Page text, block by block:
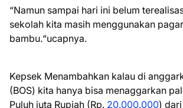
“Namun sampai hari ini belum
sekolah kita masih menggunakan pagar
bambu.“ucapnya.
Kepsek Menambahkan kalau di
(BOS) kita hanya bisa menaggarkan
Puluh juta Rupiah (Rp. 20.000.000)